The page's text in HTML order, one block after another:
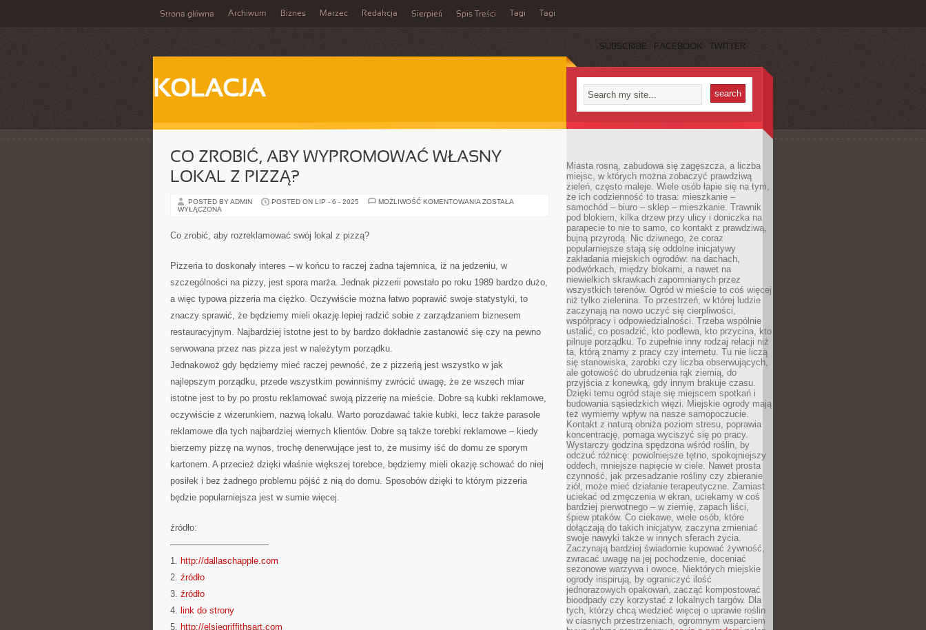
Strona główna Archiwum Biznes Marzec Redakcja Sierpień Spis Treści Tagi Tagi
SUBSCRIBE FACEBOOK TWITTER
KOLACJA
CO ZROBIĆ, ABY WYPROMOWAĆ WŁASNY
LOKAL Z PIZZĄ?
POSTED BY ADMIN POSTED ON LIP - 6 - 2025 MOŻLIWOŚĆ KOMENTOWANIA CO
ZOSTAŁA
WYŁĄCZONA
Co zrobić, aby rozreklamować swój lokal z pizzą?
Pizzeria to doskonały interes – w końcu to raczej żadna tajemnica, iż na jedzeniu, w
szczególności na pizzy, jest spora marża. Jednak pizzerii powstało po roku 1989 bardzo dużo,
a więc typowa pizzeria ma ciężko. Oczywiście można łatwo poprawić swoje statystyki, to
znaczy sprawić, że będziemy mieli okazję lepiej radzić sobie z zarządzaniem biznesem
restauracyjnym. Najbardziej istotne jest to by bardzo dokładnie zastanowić się czy na pewno
serwowana przez nas pizza jest w należytym porządku.
Jednakowoż gdy będziemy mieć raczej pewność, że z pizzerią jest wszystko w jak
najlepszym porządku, przede wszystkim powinniśmy zwrócić uwagę, że ze wszech miar
istotne jest to by po prostu reklamować swoją pizzerię na mieście. Dobre są kubki reklamowe,
oczywiście z wizerunkiem, nazwą lokalu. Warto porozdawać takie kubki, lecz także parasole
reklamowe dla tych najbardziej wiernych klientów. Dobre są także torebki reklamowe – kiedy
bierzemy pizzę na wynos, trochę denerwujące jest to, że musimy iść do domu ze sporym
kartonem. A przecież dzięki właśnie większej torebce, będziemy mieli okazję schować do niej
posiłek i bez żadnego problemu pójść z nią do domu. Sposobów dzięki to którym pizzeria
będzie popularniejsza jest w sumie więcej.
źródło:
———————————
1. http://dallaschapple.com
2. źródło
3. źródło
4. link do strony
5. http://elsiegriffithsart.com
Miasta rosną, zabudowa się zagęszcza, a liczba
miejsc, w których można zobaczyć prawdziwą
zieleń, często maleje. Wiele osób łapie się na tym,
że ich codzienność to trasa: mieszkanie –
samochód – biuro – sklep – mieszkanie. Trawnik
pod blokiem, kilka drzew przy ulicy i doniczka na
parapecie to nie to samo, co kontakt z prawdziwą,
bujną przyrodą. Nic dziwnego, że coraz
popularniejsze stają się oddolne inicjatywy
zakładania miejskich ogrodów: na dachach,
podwórkach, między blokami, a nawet na
niewielkich skrawkach zapomnianych przez
wszystkich terenów. Ogród w mieście to coś więcej
niż tylko zielenina. To przestrzeń, w której ludzie
zaczynają na nowo uczyć się cierpliwości,
współpracy i odpowiedzialności. Trzeba wspólnie
ustalić, co posadzić, kto podlewa, kto przycina, kto
pilnuje porządku. To zupełnie inny rodzaj relacji niż
ta, którą znamy z pracy czy internetu. Tu nie liczą
się stanowiska, zarobki czy liczba obserwujących,
ale gotowość do ubrudzenia rąk ziemią, do
przyjścia z konewką, gdy innym brakuje czasu.
Dzięki temu ogród staje się miejscem spotkań i
budowania sąsiedzkich więzi. Miejskie ogrody mają
też wymierny wpływ na nasze samopoczucie.
Kontakt z naturą obniża poziom stresu, poprawia
koncentrację, pomaga wyciszyć się po pracy.
Wystarczy godzina spędzona wśród roślin, by
odczuć różnicę: powolniejsze tętno, spokojniejszy
oddech, mniejsze napięcie w ciele. Nawet prosta
czynność, jak przesadzanie rośliny czy zbieranie
ziół, może mieć działanie terapeutyczne. Zamiast
uciekać od zmęczenia w ekran, uciekamy w coś
bardziej pierwotnego – w ziemię, zapach liści,
śpiew ptaków. Co ciekawe, wiele osób, które
dołączają do takich inicjatyw, zaczyna zmieniać
swoje nawyki także w innych sferach życia.
Zaczynają bardziej świadomie kupować żywność,
zwracać uwagę na jej pochodzenie, doceniać
sezonowe warzywa i owoce. Niektórych miejskie
ogrody inspirują, by ograniczyć ilość
jednorazowych opakowań, zacząć kompostować
bioodpady czy korzystać z lokalnych targów. Dla
tych, którzy chcą wiedzieć więcej o uprawie roślin
w ciasnych przestrzeniach, ogromnym wsparciem